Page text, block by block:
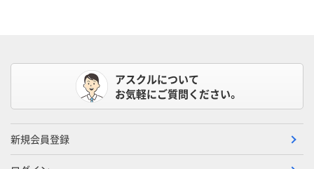
アスクルについて
お気軽にご質問ください。
新規会員登録